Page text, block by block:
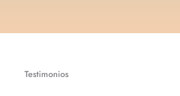
Testimonios